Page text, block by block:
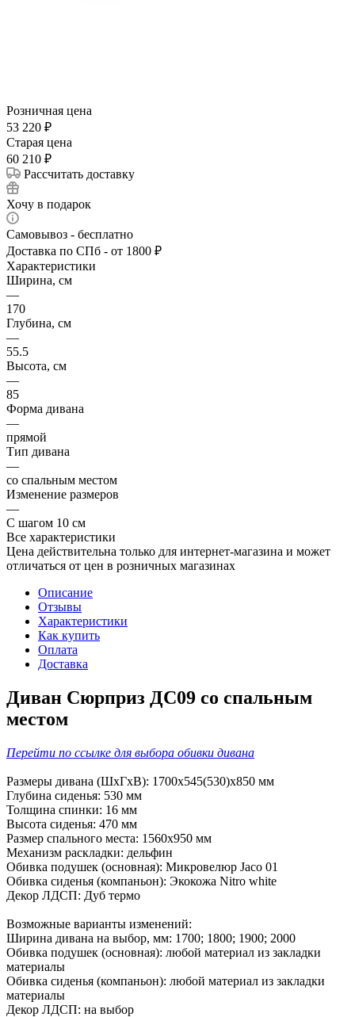
Розничная цена
53 220 ₽
Cтарая цена
60 210 ₽
Рассчитать доставку
Хочу в подарок
Самовывоз - бесплатно
Доставка по СПб - от 1800 ₽
Характеристики
Ширина, см
—
170
Глубина, см
—
55.5
Высота, см
—
85
Форма дивана
—
прямой
Тип дивана
—
со спальным местом
Изменение размеров
—
С шагом 10 см
Все характеристики
Цена действительна только для интернет-магазина и может
отличаться от цен в розничных магазинах
Описание
Отзывы
Характеристики
Как купить
Оплата
Доставка
Диван Сюрприз ДС09 со спальным
местом
Перейти по ссылке для выбора обивки дивана
Размеры дивана (ШхГхВ): 1700х545(530)х850 мм
Глубина сиденья: 530 мм
Толщина спинки: 16 мм
Высота сиденья: 470 мм
Размер спального места: 1560х950 мм
Механизм раскладки: дельфин
Обивка подушек (основная): Микровелюр Jaco 01
Обивка сиденья (компаньон): Экокожа Nitro white
Декор ЛДСП: Дуб термо
Возможные варианты изменений:
Ширина дивана на выбор, мм: 1700; 1800; 1900; 2000
Обивка подушек (основная): любой материал из закладки
материалы
Обивка сиденья (компаньон): любой материал из закладки
материалы
Декор ЛДСП: на выбор